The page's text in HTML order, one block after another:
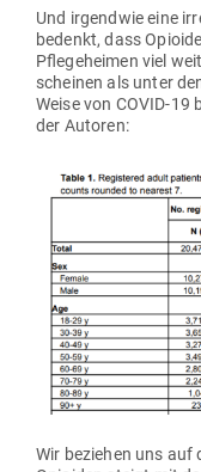
Und irgendwie eine
bedenkt, dass
Pfle­ge­heimen viel
scheinen als unter
Weise von COVID-19
der Autoren:
Wir beziehen uns auf